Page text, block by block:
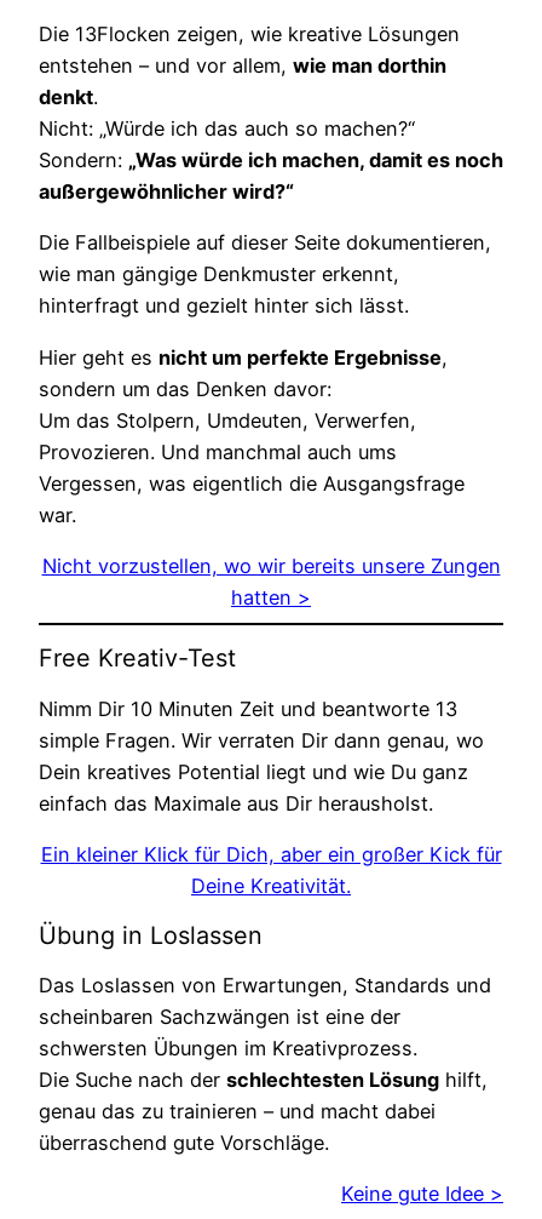
Die 13Flocken zeigen, wie kreative Lösungen
entstehen – und vor allem, wie man dorthin
denkt.
Nicht: „Würde ich das auch so machen?“
Sondern: „Was würde ich machen, damit es noch
außergewöhnlicher wird?“
Die Fallbeispiele auf dieser Seite dokumentieren,
wie man gängige Denkmuster erkennt,
hinterfragt und gezielt hinter sich lässt.
Hier geht es nicht um perfekte Ergebnisse,
sondern um das Denken davor:
Um das Stolpern, Umdeuten, Verwerfen,
Provozieren. Und manchmal auch ums
Vergessen, was eigentlich die Ausgangsfrage
war.
Nicht vorzustellen, wo wir bereits unsere Zungen
hatten >
Free Kreativ-Test
Nimm Dir 10 Minuten Zeit und beantworte 13
simple Fragen. Wir verraten Dir dann genau, wo
Dein kreatives Potential liegt und wie Du ganz
einfach das Maximale aus Dir herausholst.
Ein kleiner Klick für Dich, aber ein großer Kick für
Deine Kreativität.
Übung in Loslassen
Das Loslassen von Erwartungen, Standards und
scheinbaren Sachzwängen ist eine der
schwersten Übungen im Kreativprozess.
Die Suche nach der schlechtesten Lösung hilft,
genau das zu trainieren – und macht dabei
überraschend gute Vorschläge.
Keine gute Idee >